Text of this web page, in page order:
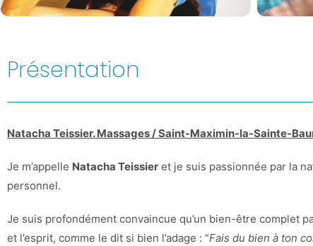
Présentation
Natacha Teissier. Massages / Saint-Maximin-la-Sainte-
Je m’appelle Natacha Teissier et je suis passionnée par la
personnel.
Je suis profondément convaincue qu’un bien-être complet
et l’esprit, comme le dit si bien l’adage : “Fais du bien à ton